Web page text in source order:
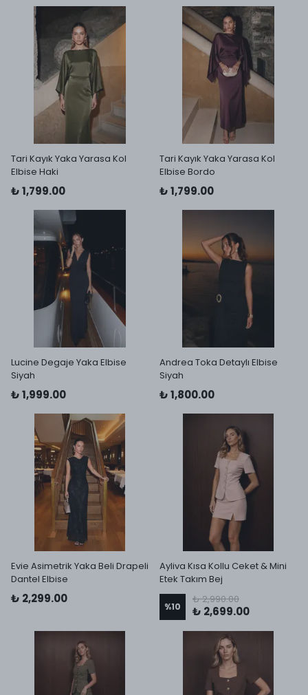
Tari Kayık Yaka Yarasa Kol
Elbise Haki
₺ 1,799.00
Tari Kayık Yaka Yarasa Kol
Elbise Bordo
₺ 1,799.00
Lucine Degaje Yaka Elbise
Siyah
₺ 1,999.00
Andrea Toka Detaylı Elbise
Siyah
₺ 1,800.00
Evie Asimetrik Yaka Beli Drapeli
Dantel Elbise
₺ 2,299.00
Ayliva Kısa Kollu Ceket & Mini
Etek Takım Bej
%10
₺ 2,990.00
₺ 2,699.00